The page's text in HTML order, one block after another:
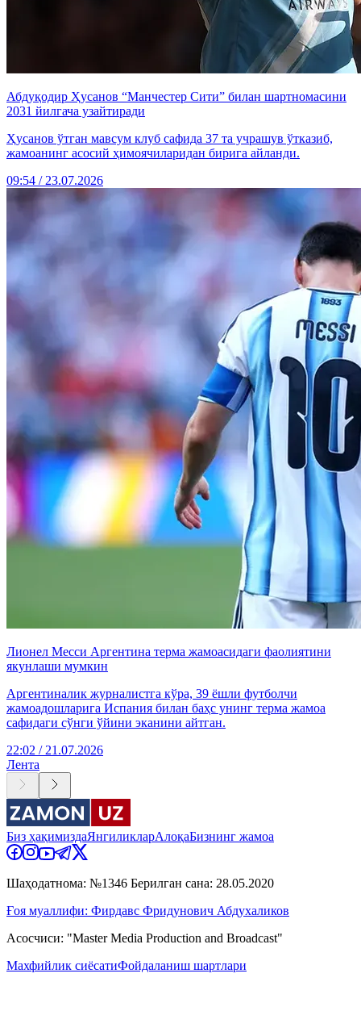
Абдуқодир Ҳусанов “Манчестер Сити” билан шартномасини
2031 йилгача узайтиради
Ҳусанов ўтган мавсум клуб сафида 37 та учрашув ўтказиб,
жамоанинг асосий ҳимоячиларидан бирига айланди.
09:54 / 23.07.2026
Лионел Месси Аргентина терма жамоасидаги фаолиятини
якунлаши мумкин
Аргентиналик журналистга кўра, 39 ёшли футболчи
жамоадошларига Испания билан баҳс унинг терма жамоа
сафидаги сўнги ўйини эканини айтган.
22:02 / 21.07.2026
Лента
Биз ҳақимиздаЯнгиликларАлоқаБизнинг жамоа
Шаҳодатнома: №1346 Берилган сана: 28.05.2020
Ғоя муаллифи: Фирдавс Фридунович Абдухаликов
Асосчиси: "Master Media Production and Broadcast"
Махфийлик сиёсатиФойдаланиш шартлари